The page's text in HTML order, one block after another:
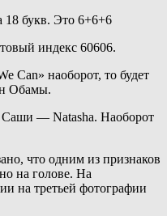
18 букв. Это 6+6+6
индекс 60606.
Can» наоборот, то будет
Обамы.
— Natasha. Наоборот
что одним из признаков
на голове. На
на третьей фотографии